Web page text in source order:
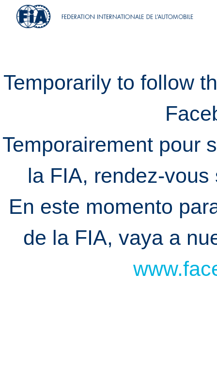
Temporarily to follow
Temporairement pour
la FIA, rendez-
En este momento
de la FIA, vaya a